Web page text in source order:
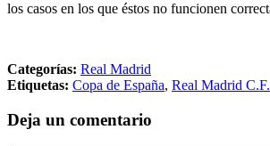
los casos en los que éstos no funcionen
Categorías: Real Madrid
Etiquetas: Copa de España, Real Madrid C.F.
Deja un comentario